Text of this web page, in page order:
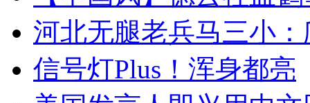
河北无腿老兵马三小
信号灯Plus！浑身都亮